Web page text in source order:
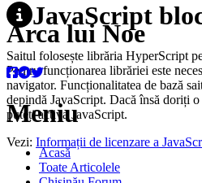
JavaScript
Saitul folosește librăria HyperScript
Pentru funcționarea librăriei este
navigator. Funcționalitatea de bază
depindă JavaScript. Dacă însă doriți
puteți activa JavaScript.
Vezi: Informații de licenzare a
Arca lui Noe
Meniu
Acasă
Toate Articolele